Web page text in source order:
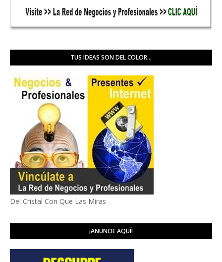
TUS IDEAS SON DEL COLOR...
Del Cristal Con Que Las Miras
¡ANUNCIE AQUÍ!